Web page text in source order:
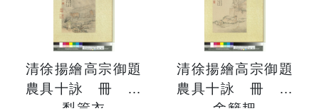
清徐揚繪高宗御題
農具十詠 冊 牛
清徐揚繪高宗御題
農具十詠 冊 茅